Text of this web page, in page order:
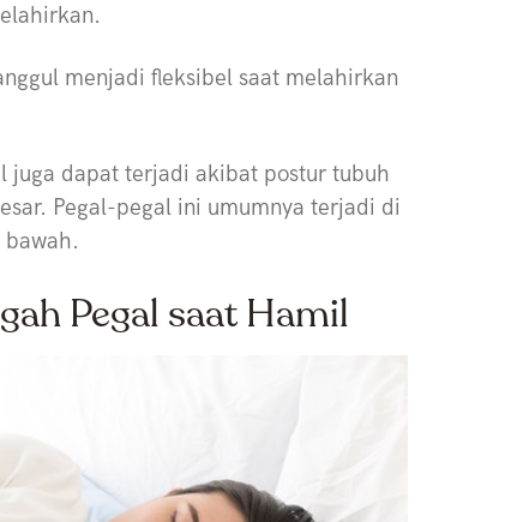
menjadi fleksibel saat melahirkan
juga dapat terjadi akibat postur tubuh
Pegal-pegal ini umumnya terjadi di
Pegal saat Hamil